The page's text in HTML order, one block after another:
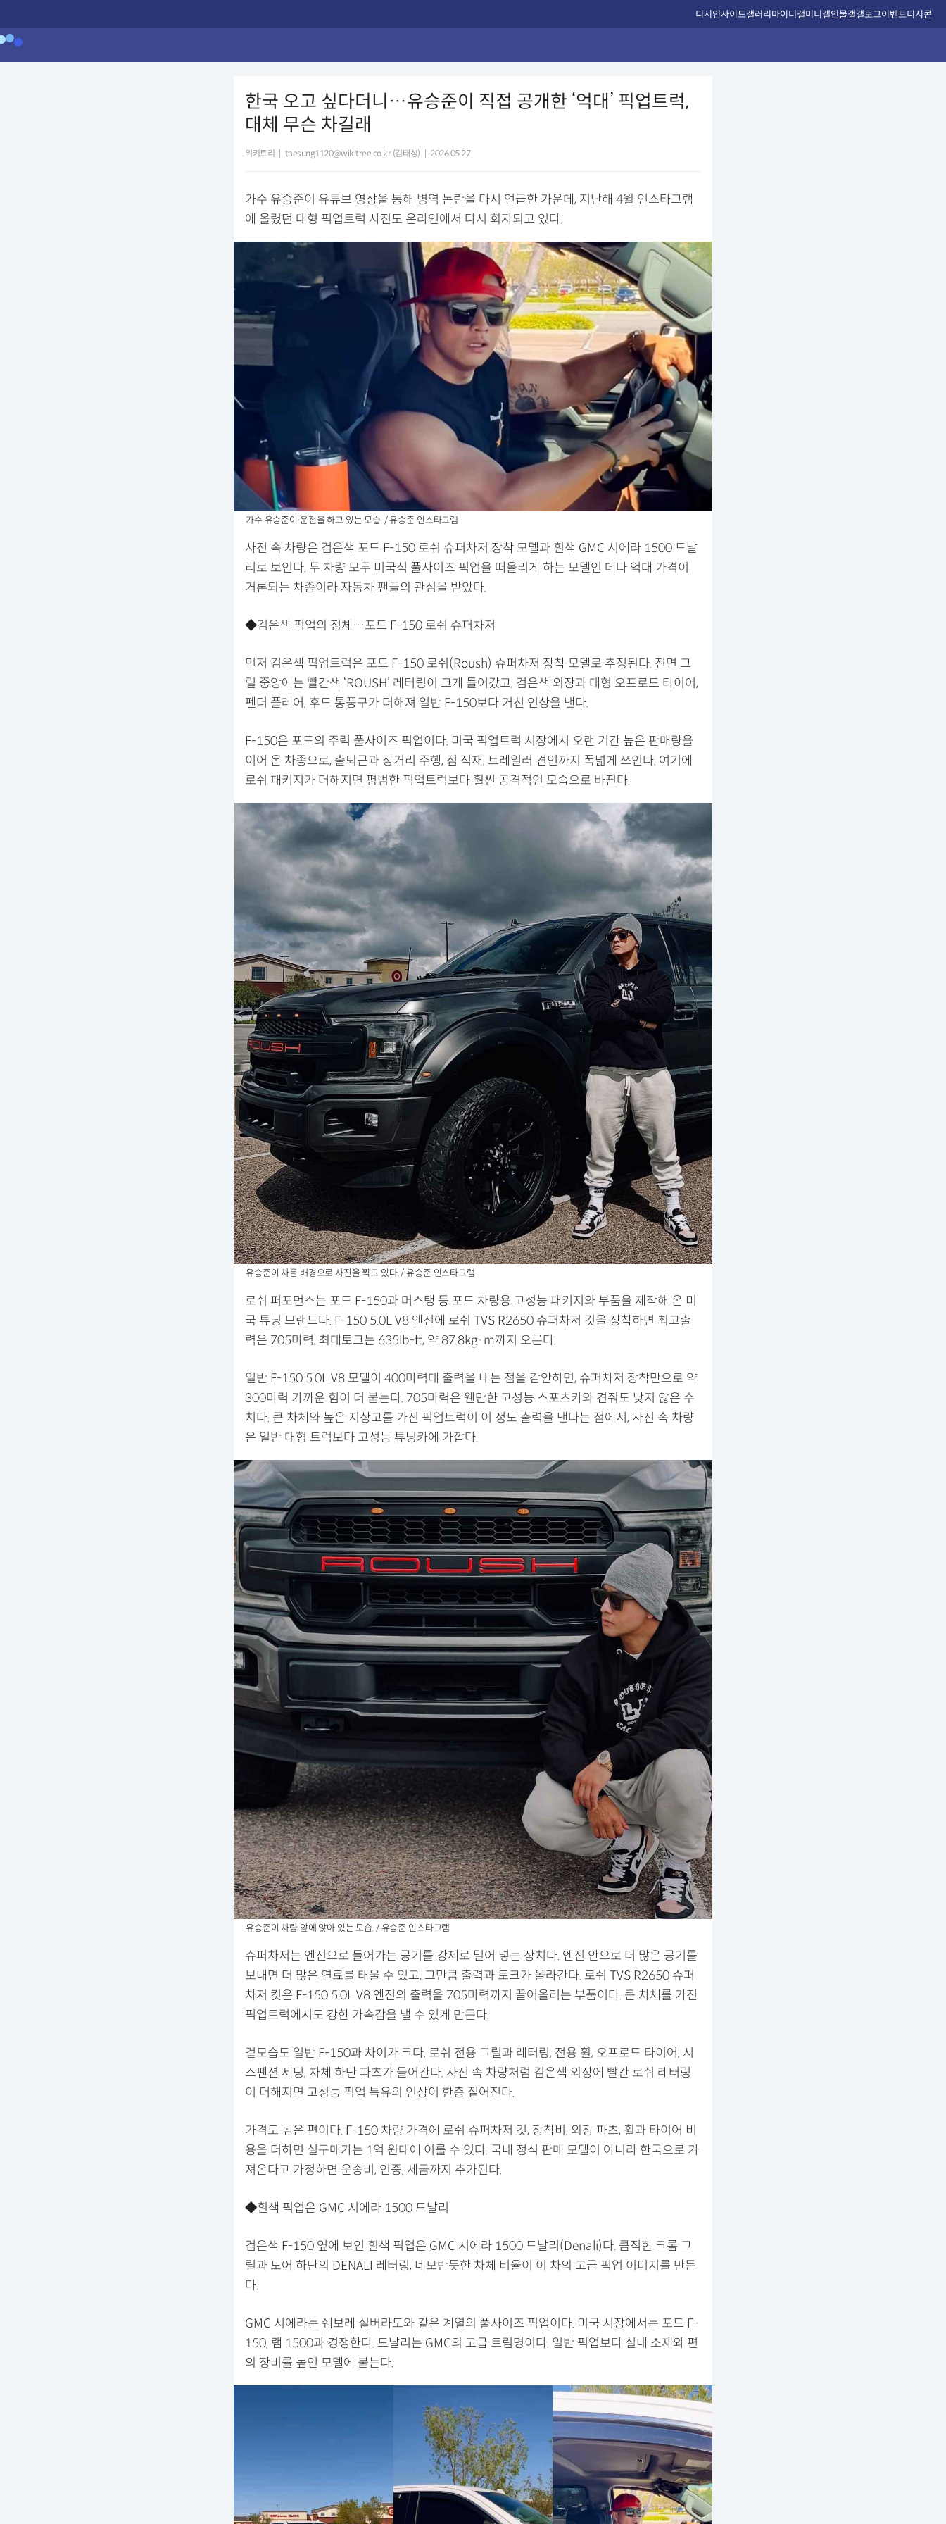
디시인사이드갤러리마이너갤미니갤인물갤갤로그이벤트디시콘
한국 오고 싶다더니…유승준이 직접 공개한 ‘억대’ 픽업트럭,
대체 무슨 차길래
위키트리 taesung1120@wikitree.co.kr (김태성) 2026.05.27
가수 유승준이 유튜브 영상을 통해 병역 논란을 다시 언급한 가운데, 지난해 4월 인스타그램
에 올렸던 대형 픽업트럭 사진도 온라인에서 다시 회자되고 있다.
가수 유승준이 운전을 하고 있는 모습. / 유승준 인스타그램
사진 속 차량은 검은색 포드 F-150 로쉬 슈퍼차저 장착 모델과 흰색 GMC 시에라 1500 드날
리로 보인다. 두 차량 모두 미국식 풀사이즈 픽업을 떠올리게 하는 모델인 데다 억대 가격이
거론되는 차종이라 자동차 팬들의 관심을 받았다.
◆검은색 픽업의 정체…포드 F-150 로쉬 슈퍼차저
먼저 검은색 픽업트럭은 포드 F-150 로쉬(Roush) 슈퍼차저 장착 모델로 추정된다. 전면 그
릴 중앙에는 빨간색 ‘ROUSH’ 레터링이 크게 들어갔고, 검은색 외장과 대형 오프로드 타이어,
펜더 플레어, 후드 통풍구가 더해져 일반 F-150보다 거친 인상을 낸다.
F-150은 포드의 주력 풀사이즈 픽업이다. 미국 픽업트럭 시장에서 오랜 기간 높은 판매량을
이어 온 차종으로, 출퇴근과 장거리 주행, 짐 적재, 트레일러 견인까지 폭넓게 쓰인다. 여기에
로쉬 패키지가 더해지면 평범한 픽업트럭보다 훨씬 공격적인 모습으로 바뀐다.
유승준이 차를 배경으로 사진을 찍고 있다. / 유승준 인스타그램
로쉬 퍼포먼스는 포드 F-150과 머스탱 등 포드 차량용 고성능 패키지와 부품을 제작해 온 미
국 튜닝 브랜드다. F-150 5.0L V8 엔진에 로쉬 TVS R2650 슈퍼차저 킷을 장착하면 최고출
력은 705마력, 최대토크는 635lb-ft, 약 87.8kg·m까지 오른다.
일반 F-150 5.0L V8 모델이 400마력대 출력을 내는 점을 감안하면, 슈퍼차저 장착만으로 약
300마력 가까운 힘이 더 붙는다. 705마력은 웬만한 고성능 스포츠카와 견줘도 낮지 않은 수
치다. 큰 차체와 높은 지상고를 가진 픽업트럭이 이 정도 출력을 낸다는 점에서, 사진 속 차량
은 일반 대형 트럭보다 고성능 튜닝카에 가깝다.
유승준이 차량 앞에 앉아 있는 모습. / 유승준 인스타그램
슈퍼차저는 엔진으로 들어가는 공기를 강제로 밀어 넣는 장치다. 엔진 안으로 더 많은 공기를
보내면 더 많은 연료를 태울 수 있고, 그만큼 출력과 토크가 올라간다. 로쉬 TVS R2650 슈퍼
차저 킷은 F-150 5.0L V8 엔진의 출력을 705마력까지 끌어올리는 부품이다. 큰 차체를 가진
픽업트럭에서도 강한 가속감을 낼 수 있게 만든다.
겉모습도 일반 F-150과 차이가 크다. 로쉬 전용 그릴과 레터링, 전용 휠, 오프로드 타이어, 서
스펜션 세팅, 차체 하단 파츠가 들어간다. 사진 속 차량처럼 검은색 외장에 빨간 로쉬 레터링
이 더해지면 고성능 픽업 특유의 인상이 한층 짙어진다.
가격도 높은 편이다. F-150 차량 가격에 로쉬 슈퍼차저 킷, 장착비, 외장 파츠, 휠과 타이어 비
용을 더하면 실구매가는 1억 원대에 이를 수 있다. 국내 정식 판매 모델이 아니라 한국으로 가
져온다고 가정하면 운송비, 인증, 세금까지 추가된다.
◆흰색 픽업은 GMC 시에라 1500 드날리
검은색 F-150 옆에 보인 흰색 픽업은 GMC 시에라 1500 드날리(Denali)다. 큼직한 크롬 그
릴과 도어 하단의 DENALI 레터링, 네모반듯한 차체 비율이 이 차의 고급 픽업 이미지를 만든
다.
GMC 시에라는 쉐보레 실버라도와 같은 계열의 풀사이즈 픽업이다. 미국 시장에서는 포드 F-
150, 램 1500과 경쟁한다. 드날리는 GMC의 고급 트림명이다. 일반 픽업보다 실내 소재와 편
의 장비를 높인 모델에 붙는다.